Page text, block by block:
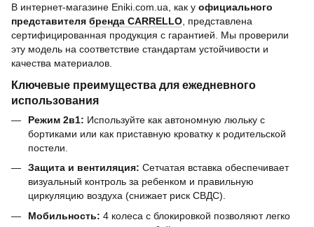
В интернет-магазине Eniki.com.ua, как у официального
представителя бренда CARRELLO , представлена
сертифицированная продукция с гарантией. Мы проверили
эту модель на соответствие стандартам устойчивости и
качества материалов.
Ключевые преимущества для ежедневного
использования
Режим 2в1: Используйте как автономную люльку с
бортиками или как приставную кроватку к родительской
постели.
Защита и вентиляция: Сетчатая вставка обеспечивает
визуальный контроль за ребенком и правильную
циркуляцию воздуха (снижает риск СВДС).
Мобильность: 4 колеса с блокировкой позволяют легко